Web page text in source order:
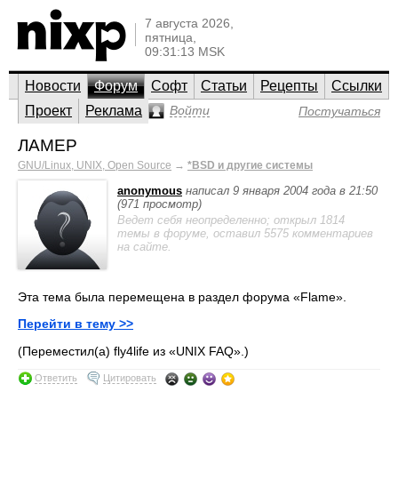
7 августа 2026,
пятница,
09:31:13 MSK
Новости Форум Софт Статьи Рецепты
Ссылки
Проект
Реклама Войти Постучаться
ЛАМЕР
GNU/Linux, UNIX, Open Source → *BSD и другие системы
anonymous написал 9 января 2004 года в 21:50
(971 просмотр)
Ведет себя неопределенно; открыл 1814
темы в форуме, оставил 5575 комментариев
на сайте.
Эта тема была перемещена в раздел форума «Flame».
Перейти в тему >>
(Переместил(а) fly4life из «UNIX FAQ».)
Ответить Цитировать